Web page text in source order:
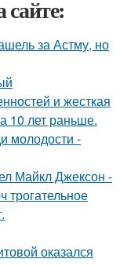
сайте:
за Астму, но
и жесткая
10 лет раньше.
молодости -
Майкл Джексон -
трогательное
оказался